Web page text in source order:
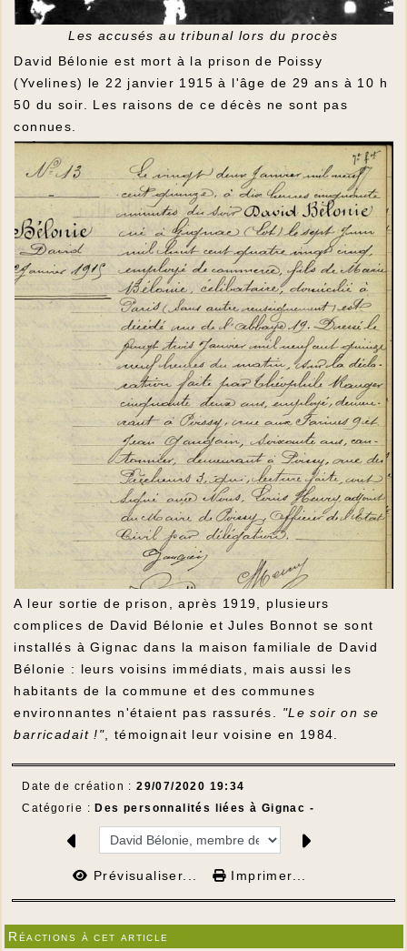
Les accusés au tribunal lors du procès
David Bélonie est mort à la prison de Poissy
(Yvelines) le 22 janvier 1915 à l'âge de 29 ans à 10 h
50 du soir. Les raisons de ce décès ne sont pas
connues.
A leur sortie de prison, après 1919, plusieurs
complices de David Bélonie et Jules Bonnot se sont
installés à Gignac dans la maison familiale de David
Bélonie : leurs voisins immédiats, mais aussi les
habitants de la commune et des communes
environnantes n'étaient pas rassurés. "Le soir on se
barricadait !" , témoignait leur voisine en 1984.
Date de création :29/07/2020 19:34
Catégorie :Des personnalités liées à Gignac -
Prévisualiser... Imprimer...
Réactions à cet article